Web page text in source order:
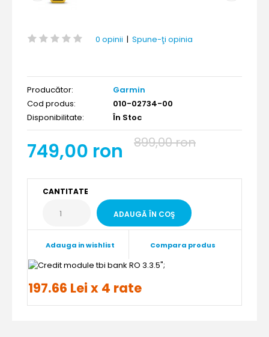
0 opinii | Spune-ţi opinia
Producător:
Garmin
Cod produs:
010-02734-00
Disponibilitate:
În Stoc
749,00 ron 899,00 ron
CANTITATE
Adauga in wishlist Compara produs
";
197.66 Lei x 4 rate